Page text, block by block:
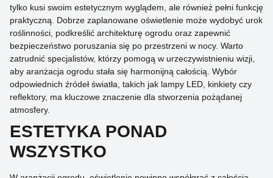
tylko kusi swoim estetycznym wyglądem, ale również pełni funkcję
praktyczną. Dobrze zaplanowane oświetlenie może wydobyć urok
roślinności, podkreślić architekturę ogrodu oraz zapewnić
bezpieczeństwo poruszania się po przestrzeni w nocy. Warto
zatrudnić specjalistów, którzy pomogą w urzeczywistnieniu wizji,
aby aranżacja ogrodu stała się harmonijną całością. Wybór
odpowiednich źródeł światła, takich jak lampy LED, kinkiety czy
reflektory, ma kluczowe znaczenie dla stworzenia pożądanej
atmosfery.
ESTETYKA PONAD
WSZYSTKO